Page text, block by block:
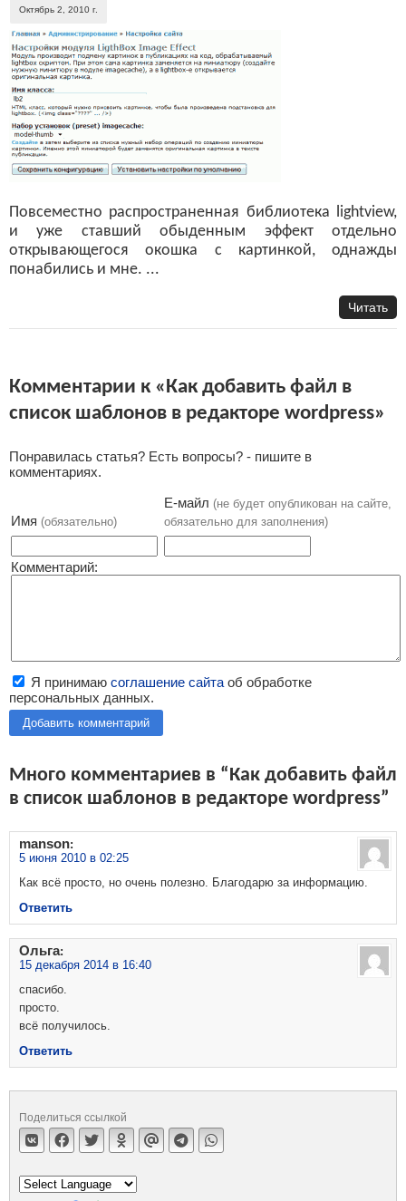
Октябрь 2, 2010 г.
Повсеместно распространенная библиотека lightview,
и уже ставший обыденным эффект отдельно
открывающегося окошка с картинкой, однажды
понабились и мне. ...
Читать
Комментарии к «Как добавить файл в
список шаблонов в редакторе wordpress»
Понравилась статья? Есть вопросы? - пишите в
комментариях.
Имя (обязательно)
Е-майл (не будет опубликован на сайте,
обязательно для заполнения)
Комментарий:
Я принимаю соглашение сайта об обработке
персональных данных.
Добавить комментарий
Много комментариев в “Как добавить файл
в список шаблонов в редакторе wordpress”
manson:
5 июня 2010 в 02:25
Как всё просто, но очень полезно. Благодарю за информацию.
Ответить
Ольга:
15 декабря 2014 в 16:40
спасибо.
просто.
всё получилось.
Ответить
Поделиться ссылкой